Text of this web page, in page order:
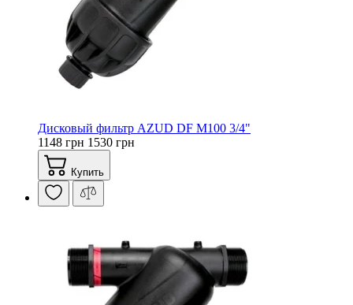
Дисковый фильтр AZUD DF M100 3/4"
1148 грн 1530 грн
Купить